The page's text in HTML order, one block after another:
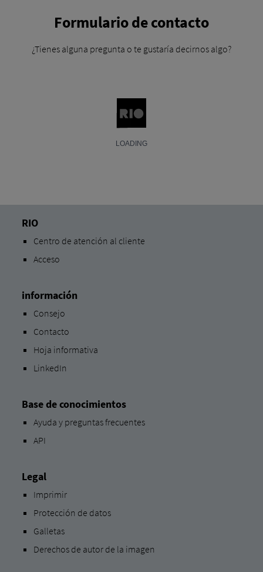
Formulario de contacto
¿Tienes alguna pregunta o te gustaría decirnos algo?
RIO
Centro de atención al cliente
Acceso
información
Consejo
Contacto
Hoja informativa
LinkedIn
Base de conocimientos
Ayuda y preguntas frecuentes
API
Legal
Imprimir
Protección de datos
Galletas
Derechos de autor de la imagen